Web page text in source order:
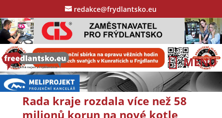
redakce@frydlantsko.eu
Rada kraje rozdala více než 58
milionů korun na nové kotle